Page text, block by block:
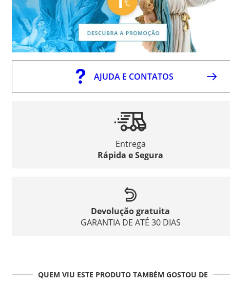
AJUDA E CONTATOS
Entrega
Rápida e Segura
Devolução gratuita
GARANTIA DE ATÉ 30 DIAS
QUEM VIU ESTE PRODUTO TAMBÉM GOSTOU DE